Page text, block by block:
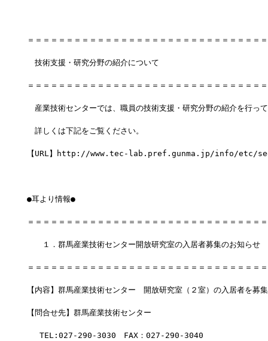
＝＝＝＝＝＝＝＝＝＝＝＝＝＝＝＝＝＝＝＝＝＝＝＝＝＝＝＝＝＝
技術支援・研究分野の紹介について
＝＝＝＝＝＝＝＝＝＝＝＝＝＝＝＝＝＝＝＝＝＝＝＝＝＝＝＝＝＝
産業技術センターでは、職員の技術支援・研究分野の紹介を行っ
詳しくは下記をご覧ください。
【URL】http://www.tec-lab.pref.gunma.jp/info/etc/
●耳より情報●
＝＝＝＝＝＝＝＝＝＝＝＝＝＝＝＝＝＝＝＝＝＝＝＝＝＝＝＝＝＝
１．群馬産業技術センター開放研究室の入居者募集のお知らせ
＝＝＝＝＝＝＝＝＝＝＝＝＝＝＝＝＝＝＝＝＝＝＝＝＝＝＝＝＝＝
【内容】群馬産業技術センター　開放研究室（２室）の入居者を募集
【問合せ先】群馬産業技術センター
TEL:027-290-3030　FAX：027-290-3040